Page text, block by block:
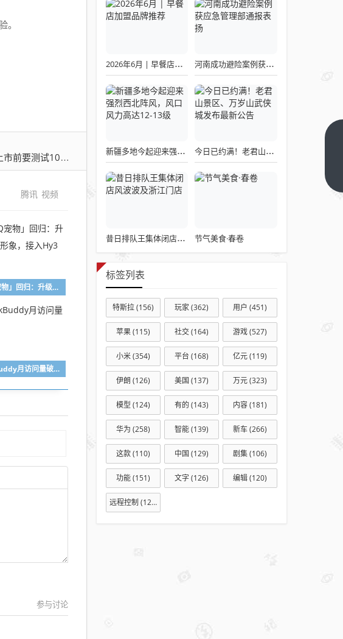
。
台 疯狂“折磨”
腾讯 视频
腾讯「QQ宠物」回归：升级3D毛茸茸形象，接入Hy3大模型
腾讯WorkBuddy月访问量破2000万
参与讨论
2026年6月 | 早餐店加盟品牌推荐 河南成功避险案例获应急管理部通报表扬
新疆多地今起迎来强烈西北阵风，风口风力高达12-13级 今日已约满！老君山景区、万岁山武侠城发布最新公告
昔日排队王集体闭店风波波及浙江门店 节气美食·春卷
标签列表
特斯拉(156) 玩家(362) 用户 (451)
苹果(115) 社交(164) 游戏(527)
小米(354) 平台 (168) 亿元(119)
伊朗 (126) 美国 (137) 万元(323)
模型 (124) 有的 (143) 内容(181)
华为 (258) 智能(139) 新车(266)
这款(110) 中国 (129) 剧集(106)
功能(151) 文字(126) 编辑(120)
远程控制 (127)